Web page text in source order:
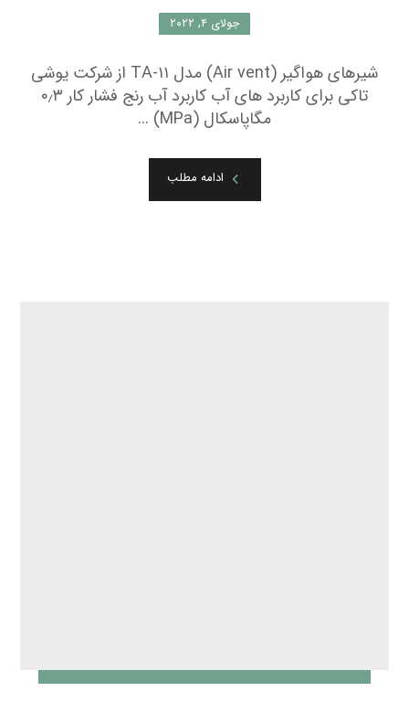
جولای ۴, ۲۰۲۲
شیرهای هواگیر (Air vent) مدل TA-۱۱ از شرکت یوشی
تاکی برای کاربرد های آب کاربرد آب رنج فشار کار ۰٫۳
مگاپاسکال (MPa) ...
ادامه مطلب